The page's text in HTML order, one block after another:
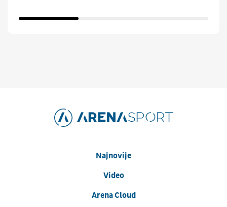
Najnovije
Video
Arena Cloud